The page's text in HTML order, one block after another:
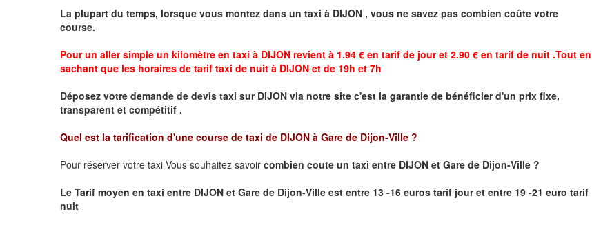
La plupart du temps, lorsque vous montez dans un taxi à DIJON , vous ne savez pas combien coûte votre
course.
Pour un aller simple un kilomètre en taxi à DIJON revient à 1.94 € en tarif de jour et 2.90 € en tarif de nuit .Tout en
sachant que les horaires de tarif taxi de nuit à DIJON et de 19h et 7h
Déposez votre demande de devis taxi sur DIJON via notre site c'est la garantie de bénéficier d'un prix fixe,
transparent et compétitif .
Quel est la tarification d'une course de taxi de DIJON à Gare de Dijon-Ville ?
Pour réserver votre taxi Vous souhaitez savoir combien coute un taxi entre DIJON et Gare de Dijon-Ville ?
Le Tarif moyen en taxi entre DIJON et Gare de Dijon-Ville est entre 13 -16 euros tarif jour et entre 19 -21 euro tarif
nuit